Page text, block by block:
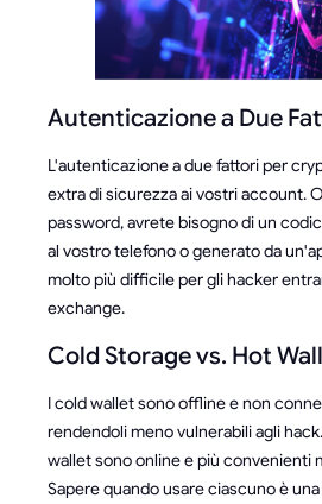
Autenticazione a Due
L'autenticazione a due fattori per
extra di sicurezza ai vostri account.
password, avrete bisogno di un
al vostro telefono o generato da
molto più difficile per gli hacker
exchange.
Cold Storage vs. Hot
I cold wallet sono offline e non
rendendoli meno vulnerabili agli
wallet sono online e più convenienti
Sapere quando usare ciascuno è